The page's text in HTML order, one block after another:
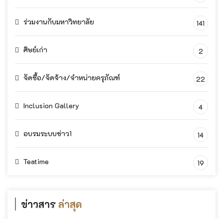
ร่วมงานกับมหาวิทยาลัย 141
ศิษย์เก่า 2
จัดซื้อ/จัดจ้าง/จำหน่ายครุภัณฑ์ 22
Inclusion Gallery 4
อบรมระบบข่าว1 14
Teatime 19
ข่าวสาร ล่าสุด